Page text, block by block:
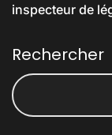
inspecteur de
Rechercher